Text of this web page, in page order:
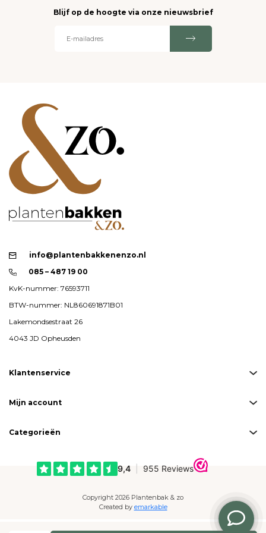
Blijf op de hoogte via onze nieuwsbrief
info@plantenbakkenenzo.nl
085 – 487 19 00
KvK-nummer: 76593711
BTW-nummer: NL860691871B01
Lakemondsestraat 26
4043 JD Opheusden
Klantenservice
Mijn account
Categorieën
Copyright 2026 Plantenbak & zo
Created by emarkable